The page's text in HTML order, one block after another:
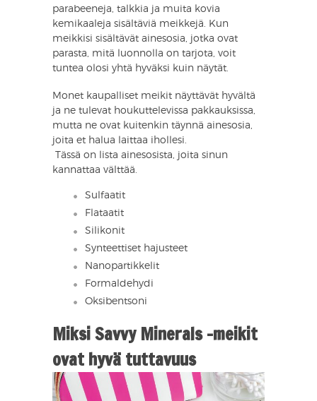
parabeeneja, talkkia ja muita kovia
kemikaaleja sisältäviä meikkejä. Kun
meikkisi sisältävät ainesosia, jotka ovat
parasta, mitä luonnolla on tarjota, voit
tuntea olosi yhtä hyväksi kuin näytät.
Monet kaupalliset meikit näyttävät hyvältä
ja ne tulevat houkuttelevissa pakkauksissa,
mutta ne ovat kuitenkin täynnä ainesosia,
joita et halua laittaa ihollesi.
​ Tässä on lista ainesosista, joita sinun
kannattaa välttää.
Sulfaatit
Flataatit
Silikonit
Synteettiset hajusteet
Nanopartikkelit
Formaldehydi
Oksibentsoni
Miksi Savvy Minerals -meikit
ovat hyvä tuttavuus